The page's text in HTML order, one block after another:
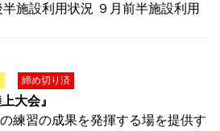
施設利用状況 ９月前半施設利用
締め切り済
大会』
練習の成果を発揮する場を提供す